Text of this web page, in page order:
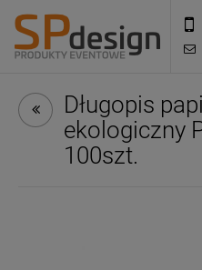
Długopis
ekologiczny
100szt.